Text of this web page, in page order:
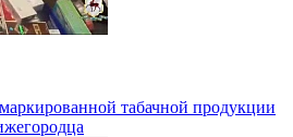
табачной продукции